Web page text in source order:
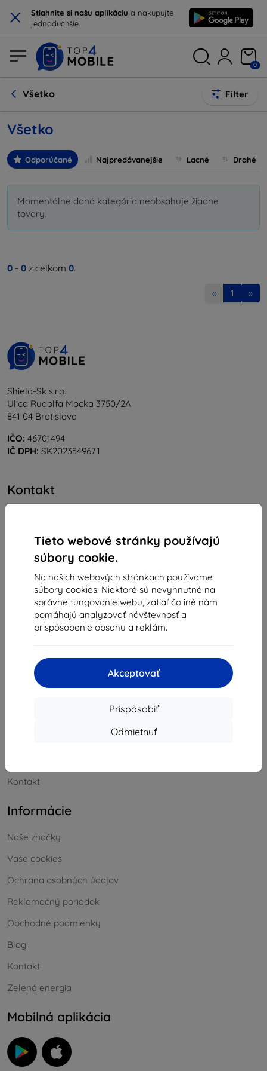
× Stiahnite si našu aplikáciu a nakupujte
jednoduchšie.
Tieto webové stránky používajú
súbory cookie.
Na našich webových stránkach používame
súbory cookies. Niektoré sú nevyhnutné na
správne fungovanie webu, zatiaľ čo iné nám
pomáhajú analyzovať návštevnosť a
prispôsobenie obsahu a reklám.
Akceptovať
Prispôsobiť
Odmietnuť
0
Všetko Filter
Všetko
Odporúčané Najpredávanejšie Lacné Drahé
Momentálne daná kategória neobsahuje žiadne
tovary.
0 - 0 z celkom 0.
« 1 »
Shield-Sk s.r.o.
Ulica Rudolfa Mocka 3750/2A
841 04 Bratislava
IČO: 46701494
IČ DPH: SK2023549671
Kontakt
Napíšte nám
Pondelok až piatok:
Online8:00 - 16:00
Sobota a nedeľa:
Offline
Doprava a platba
Kontakt
Informácie
Naše značky
Vaše cookies
Ochrana osobných údajov
Reklamačný poriadok
Obchodné podmienky
Blog
Kontakt
Zelená energia
Mobilná aplikácia